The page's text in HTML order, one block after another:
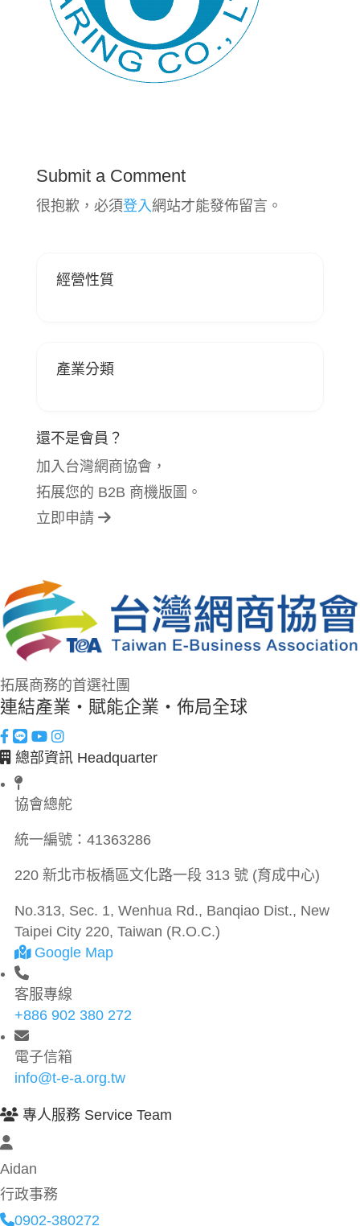
Submit a Comment
很抱歉，必須登入 網站才能發佈留言。
經營性質
產業分類
還不是會員？
加入台灣網商協會，
拓展您的 B2B 商機版圖。
立即申請
拓展商務的首選社團
連結產業・賦能企業・佈局全球
總部資訊 Headquarter
協會總舵
統一編號： 41363286
220 新北市板橋區文化路一段 313 號 (育成中心)
No.313, Sec. 1, Wenhua Rd., Banqiao Dist., New
Taipei City 220, Taiwan (R.O.C.)
Google Map
客服專線
+886 902 380 272
電子信箱
info@t-e-a.org.tw
專人服務 Service Team
Aidan
行政事務
0902-380272